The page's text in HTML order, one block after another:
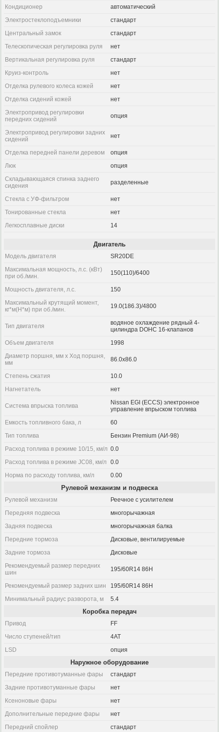
Кондиционер
автоматический
Электростеклоподъемники
стандарт
Центральный замок
стандарт
Телескопическая регулировка руля
нет
Вертикальная регулировка руля
стандарт
Круиз-контроль
нет
Отделка рулевого колеса кожей
нет
Отделка сидений кожей
нет
Электропривод регулировки
передних сидений
опция
Электропривод регулировки задних
сидений
нет
Отделка передней панели деревом
опция
Люк
опция
Складывающаяся спинка заднего
сидения
разделенные
Стекла с УФ-фильтром
нет
Тонированные стекла
нет
Легкосплавные диски
14
Двигатель
Модель двигателя
SR20DE
Максимальная мощность, л.с. (кВт)
при об./мин.
150(110)/6400
Мощность двигателя, л.с.
150
Максимальный крутящий момент,
кг*м(Н*м) при об./мин.
19.0(186.3)/4800
Тип двигателя
водяное охлаждение рядный 4-
цилиндра DOHC 16-клапанов
Объем двигателя
1998
Диаметр поршня, мм x Ход поршня,
мм
86.0x86.0
Степень сжатия
10.0
Нагнетатель
нет
Система впрыска топлива
Nissan EGI (ECCS) электронное
управление впрыском топлива
Емкость топливного бака, л
60
Тип топлива
Бензин Premium (АИ-98)
Расход топлива в режиме 10/15, км/л 0.0
Расход топлива в режиме JC08, км/л
0.0
Норма по расходу топлива, км/л
0.00
Рулевой механизм и подвеска
Рулевой механизм
Реечное с усилителем
Передняя подвеска
многорычажная
Задняя подвеска
многорычажная балка
Передние тормоза
Дисковые, вентилируемые
Задние тормоза
Дисковые
Рекомендуемый размер передних
шин
195/60R14 86H
Рекомендуемый размер задних шин
195/60R14 86H
Минимальный радиус разворота, м
5.4
Коробка передач
Привод
FF
Число ступеней/тип
4AT
LSD
опция
Наружное оборудование
Передние противотуманные фары
стандарт
Задние противотуманные фары
нет
Ксеноновые фары
нет
Дополнительные передние фары
нет
Передний спойлер
стандарт